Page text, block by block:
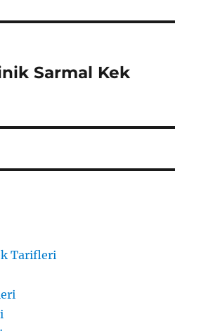
Sarmal Kek
Tarifleri